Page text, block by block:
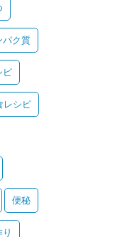
パク質
ピ
レシピ
便秘